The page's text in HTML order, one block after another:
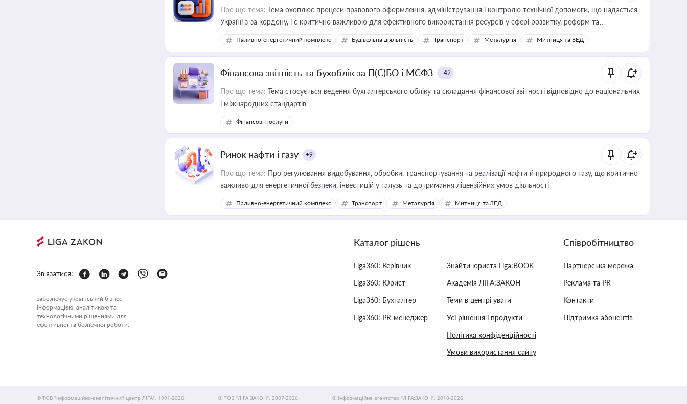
Про що тема: Тема охоплює процеси правового оформлення, адміністрування і контролю технічної допомоги, що надається
Україні з-за кордону, і є критично важливою для ефективного використання ресурсів у сфері розвитку, реформ та
інфраструктурних проєктів
Паливно-енергетичний комплекс Будівельна діяльність Транспорт Металургія Митниця та ЗЕД
Фінансова звітність та бухоблік за П(С)БО і МСФЗ +42
Про що тема: Тема стосується ведення бухгалтерського обліку та складання фінансової звітності відповідно до національних
і міжнародних стандартів
Фінансові послуги
Ринок нафти і газу +9
Про що тема: Про регулювання видобування, обробки, транспортування та реалізації нафти й природного газу, що критично
важливо для енергетичної безпеки, інвестицій у галузь та дотримання ліцензійних умов діяльності
Паливно-енергетичний комплекс Транспорт Металургія Митниця та ЗЕД
Зв'язатися:
забезпечує український бізнес
інформацією, аналітикою та
технологічними рішеннями для
ефективної та безпечної роботи.
Каталог рішень
Liga360: Керівник
Liga360: Юрист
Liga360: Бухгалтер
Liga360: PR-менеджер
Знайти юриста Liga:BOOK
Академія ЛІГА:ЗАКОН
Теми в центрі уваги
Усі рішення і продукти
Політика конфіденційності
Умови використання сайту
Співробітництво
Партнерська мережа
Реклама та PR
Контакти
Підтримка абонентів
© ТОВ "інформаційно-аналітичний центр ЛІГА", 1991-2026. © ТОВ "ЛІГА ЗАКОН", 2007-2026. © Інформаційне агентство "ЛІГА:ЗАКОН", 2010-2026.